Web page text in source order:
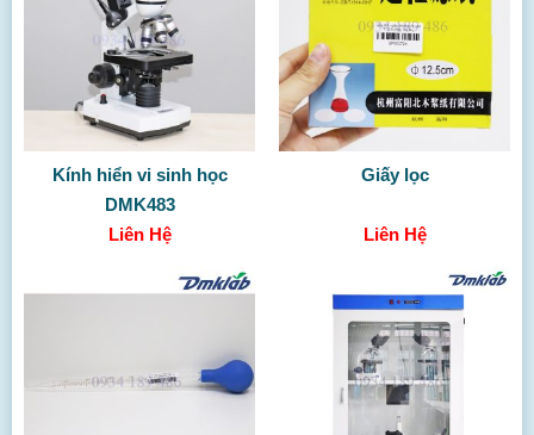
Kính hiển vi sinh học
DMK483
Liên Hệ
Giấy lọc
Liên Hệ